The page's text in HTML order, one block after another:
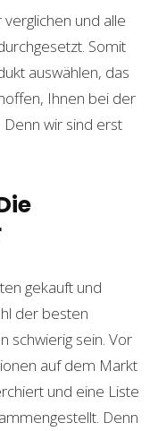
und alle
Somit
auswählen, das
Ihnen bei der
Denn wir sind erst
gekauft und
der besten
schwierig sein. Vor
auf dem Markt
und eine Liste
Denn